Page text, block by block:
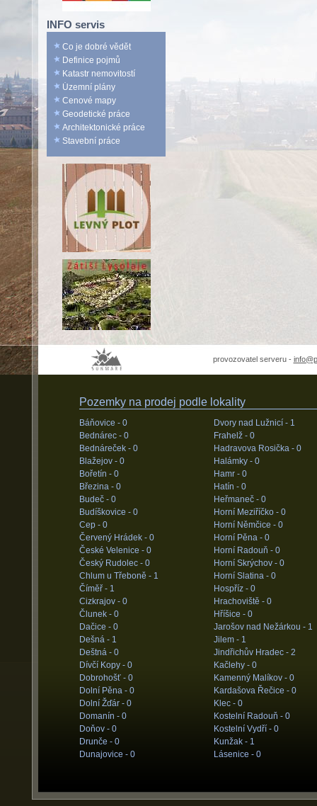
INFO servis
Co je dobré vědět
Definice pojmů
Katastr nemovitostí
Územní plány
Cenové mapy
Geodetické práce
Architektonické práce
Stavební práce
provozovatel serveru -
Pozemky na prodej podle lokality
Báňovice - 0
Bednárec - 0
Bednáreček - 0
Blažejov - 0
Bořetín - 0
Březina - 0
Budeč - 0
Budíškovice - 0
Cep - 0
Červený Hrádek - 0
České Velenice - 0
Český Rudolec - 0
Chlum u Třeboně - 1
Číměř - 1
Cizkrajov - 0
Člunek - 0
Dačice - 0
Dešná - 1
Deštná - 0
Dívčí Kopy - 0
Dobrohošť - 0
Dolní Pěna - 0
Dolní Žďár - 0
Domanín - 0
Doňov - 0
Drunče - 0
Dunajovice - 0
Dvory nad Lužnicí - 1
Frahelž - 0
Hadravova Rosička - 0
Halámky - 0
Hamr - 0
Hatín - 0
Heřmaneč - 0
Horní Meziříčko - 0
Horní Němčice - 0
Horní Pěna - 0
Horní Radouň - 0
Horní Skrýchov - 0
Horní Slatina - 0
Hospříz - 0
Hrachoviště - 0
Hříšice - 0
Jarošov nad Nežárkou - 1
Jilem - 1
Jindřichův Hradec - 2
Kačlehy - 0
Kamenný Malíkov - 0
Kardašova Řečice - 0
Klec - 0
Kostelní Radouň - 0
Kostelní Vydří - 0
Kunžak - 1
Lásenice - 0